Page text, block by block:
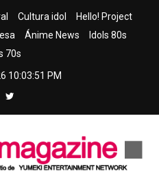
Cultura idol
Hello! Project
Ánime News
Idols 80s
70s
10:03:53 PM